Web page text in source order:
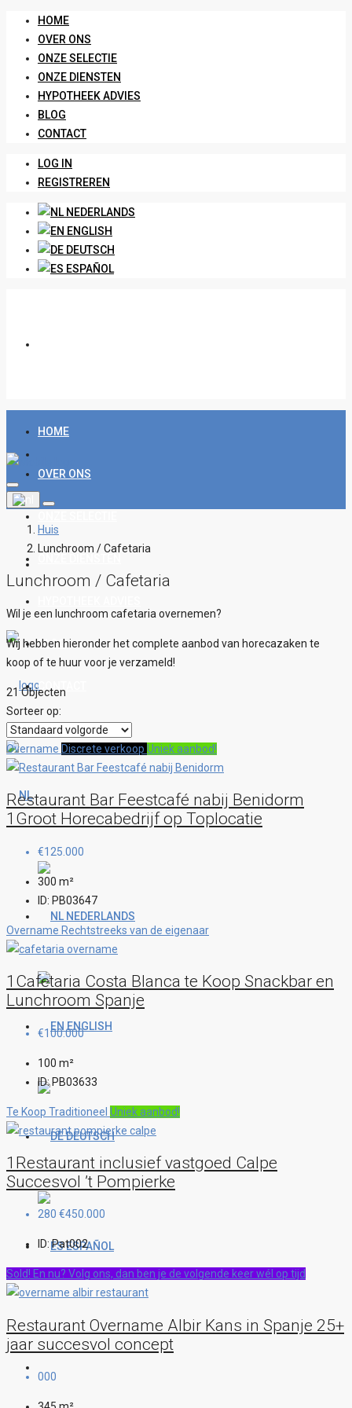
HOME
OVER ONS
ONZE SELECTIE
ONZE DIENSTEN
HYPOTHEEK ADVIES
BLOG
CONTACT
LOG IN
REGISTREREN
NEDERLANDS
ENGLISH
DEUTSCH
ESPAÑOL
NEDERLANDS
ENGLISH
DEUTSCH
ESPAÑOL
HOME
OVER ONS
BLOG
CONTACT
Huis
Lunchroom / Cafetaria
Lunchroom / Cafetaria
Wil je een lunchroom cafetaria overnemen?
Wij hebben hieronder het complete aanbod van horecazaken te
koop of te huur voor je verzameld!
21 Objecten
Sorteer op:
Overname Discrete verkoop Uniek aanbod!
Restaurant Bar Feestcafé nabij Benidorm
1Groot Horecabedrijf op Toplocatie
€125.000
300 m²
ID: PB03647
Overname Rechtstreeks van de eigenaar
1Cafetaria Costa Blanca te Koop Snackbar en
Lunchroom Spanje
€100.000
100 m²
ID:PB03633
Te Koop Traditioneel Uniek aanbod!
1Restaurant inclusief vastgoed Calpe
Succesvol ’t Pompierke
280 €450.000
ID: Pat002
Sold! En nu? Volg ons, dan ben je de volgende keer wél op tijd
Restaurant Overname Albir Kans in Spanje 25+
jaar succesvol concept
000